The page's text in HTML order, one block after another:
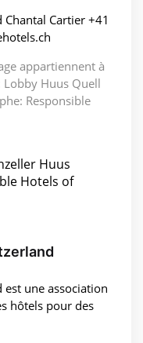
Cartier +41
appartiennent à
Huus Quell
Responsible
Huus
Hotels of
est une association
hôtels pour des